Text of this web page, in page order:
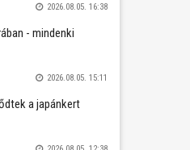
2026.08.05. 16:38
- mindenki
2026.08.05. 15:11
a japánkert